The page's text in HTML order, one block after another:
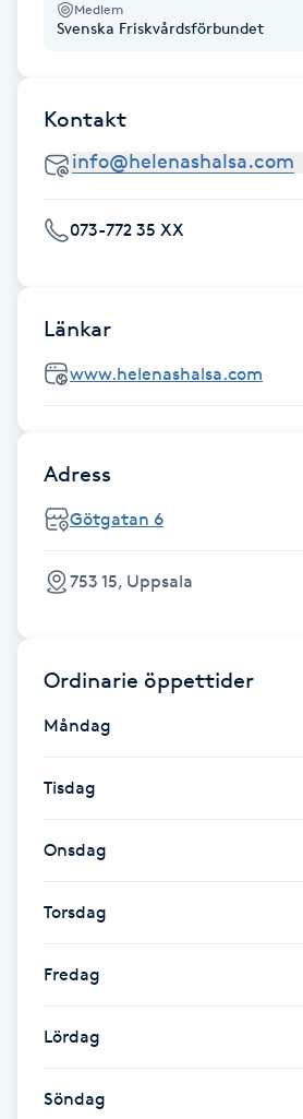
Friskvårdsmassage
Frisör
Funktionsanalys
Färgning
Gel naglar
Gravidmassage
Gruppträning
Gua Sha-massage
Healing
Medlem
Svenska Friskvårdsförbundet
Kontakt
073-772 35 XX
Länkar
www.helenashalsa.com
Adress
Götgatan 6
753 15, Uppsala
Ordinarie öppettider
Måndag
Tisdag
Onsdag
Torsdag
Fredag
Lördag
Söndag